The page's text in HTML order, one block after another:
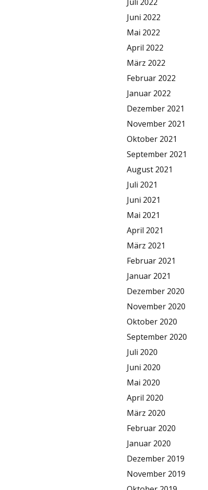
Juni 2022
Mai 2022
April 2022
März 2022
Februar 2022
Januar 2022
Dezember 2021
November 2021
Oktober 2021
September 2021
August 2021
Juli 2021
Juni 2021
Mai 2021
April 2021
März 2021
Februar 2021
Januar 2021
Dezember 2020
November 2020
Oktober 2020
September 2020
Juli 2020
Juni 2020
Mai 2020
April 2020
März 2020
Februar 2020
Januar 2020
Dezember 2019
November 2019